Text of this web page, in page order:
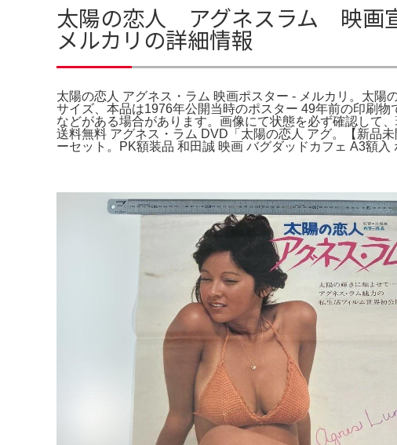
太陽の恋人 アグネスラム 映画
メルカリの詳細情報
太陽の恋人 アグネス・ラム 映画ポスター - メルカリ。太
サイズ、本品は1976年公開当時のポスター 49年前の印刷
などがある場合があります。画像にて状態を必ず確認して
送料無料 アグネス・ラム DVD「太陽の恋人 アグ。【新品
ーセット。PK額装品 和田誠 映画 バグダッドカフェ A3額入